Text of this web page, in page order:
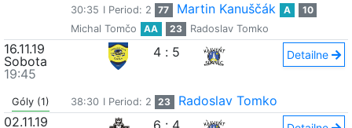
30:35 I Period: 2 77 Martin Kanuščák A
10
Michal Tomčo
AA 23 Radoslav Tomko
16.11.19
Sobota
19:45
4 : 5 Detailne
Góly (1) 38:30 I Period: 2 23
Radoslav Tomko
02.11.19
6 : 4